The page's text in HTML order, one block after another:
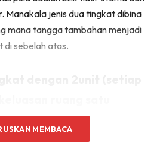
kemewahan dan elegant
download sekarang di
Manakala jenis dua tingkat dibina
mana tangga tambahan menjadi
di sebelah atas.
MEMBACA